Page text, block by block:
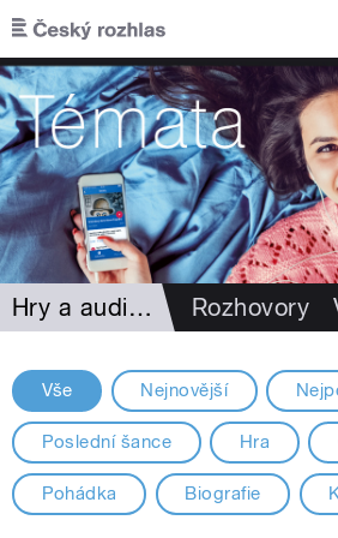
Přejít k hlavnímu obsahu
Hry a audioknihy Rozhovory
Vše Nejnovější
Poslední šance Hra
Pohádka Biografie